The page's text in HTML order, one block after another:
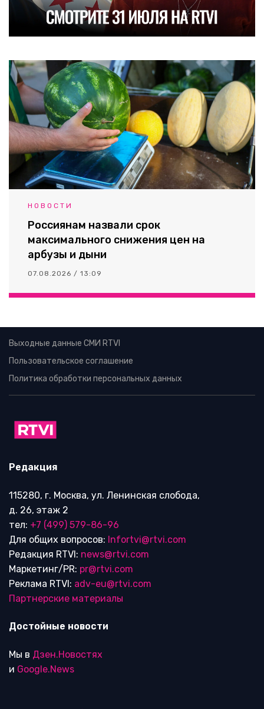
НОВОСТИ
Россиянам назвали срок
максимального снижения цен на
арбузы и дыни
07.08.2026 / 13:09
Выходные данные СМИ RTVI
Пользовательское соглашение
Политика обработки персональных данных
Редакция
115280, г. Москва, ул. Ленинская слобода,
д. 26, этаж 2
тел: +7 (499) 579-86-96
Для общих вопросов: Infortvi@rtvi.com
Редакция RTVI: news@rtvi.com
Маркетинг/PR: pr@rtvi.com
Реклама RTVI: adv-eu@rtvi.com
Партнерские материалы
Достойные новости
Мы в Дзен.Новостях
и Google.News